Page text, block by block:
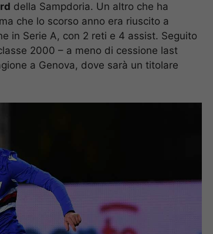
della Sampdoria. Un altro che ha
che lo scorso anno era riuscito a
in Serie A, con 2 reti e 4 assist. Seguito
2000 – a meno di cessione last
a Genova, dove sarà un titolare